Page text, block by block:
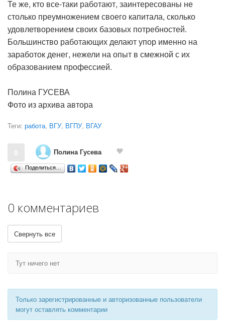
Те же, кто все-таки работают, заинтересованы не
столько преумножением своего капитала, сколько
удовлетворением своих базовых потребностей.
Большинство работающих делают упор именно на
заработок денег, нежели на опыт в смежной с их
образованием профессией.
Полина ГУСЕВА
Фото из архива автора
Теги: работа, ВГУ, ВГПУ, ВГАУ
0 Полина Гусева
Поделиться…
0 комментариев
Свернуть все
Тут ничего нет
Только зарегистрированные и авторизованные пользователи
могут оставлять комментарии